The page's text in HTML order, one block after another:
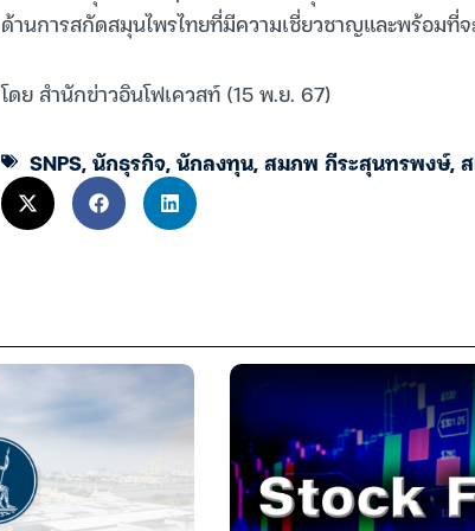
ด้านการสกัดสมุนไพรไทยที่มีความเชี่ยวชาญและพร้อมที่
โดย สำนักข่าวอินโฟเควสท์ (15 พ.ย. 67)
SNPS,นักธุรกิจ,นักลงทุน,สมภพ กีระสุนทรพงษ์,